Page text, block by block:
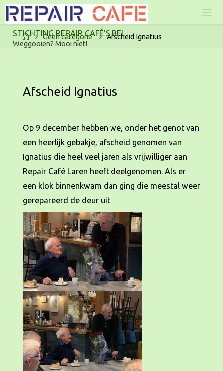
Ga
naar
inhoud
STICHTING REPAIR CAFÉ'S BEL
Weggooien? Mooi niet!
HomeGeen categorie Afscheid Ignatius
Afscheid Ignatius
Op 9 december hebben we, onder het genot van
een heerlijk gebakje, afscheid genomen van
Ignatius die heel veel jaren als vrijwilliger aan
Repair Café Laren heeft deelgenomen. Als er
een klok binnenkwam dan ging die meestal weer
gerepareerd de deur uit.